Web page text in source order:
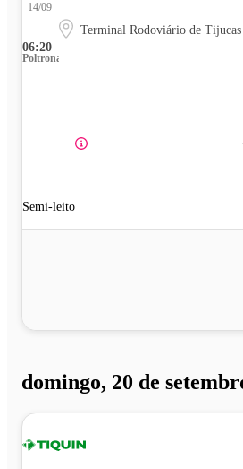
06:20
14/09
Terminal Rodoviário de Tijucas
Poltrona
Semi-leito
domingo, 20 de